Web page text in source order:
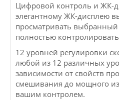
Цифровой контроль и ЖК-
элегантному ЖК-дисплею
просматривать выбранный
полностью
12 уровней регулировки
любой из 12 различных
зависимости от свойств
смешивания до мощного
вашим контролем.